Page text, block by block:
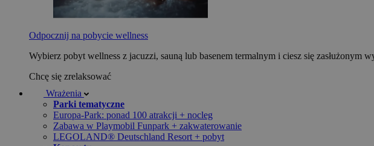
Odpocznij na pobycie wellness
Wybierz pobyt wellness z jacuzzi, sauną lub basenem termalnym i ciesz się zasłużonym
Chcę się zrelaksować
Wrażenia
Parki tematyczne
Europa-Park: ponad 100 atrakcji + nocleg
Zabawa w Playmobil Funpark + zakwaterowanie
LEGOLAND® Deutschland Resort + pobyt